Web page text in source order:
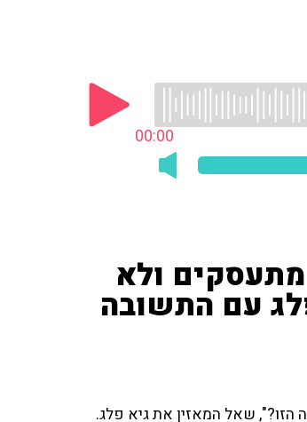
00:00
ולא
עם התשובה
שאל המאזין את גיא פלג.